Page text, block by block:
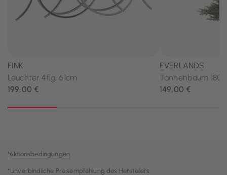
¹Aktionsbedingungen
*Unverbindliche Preisempfehlung des Herstellers